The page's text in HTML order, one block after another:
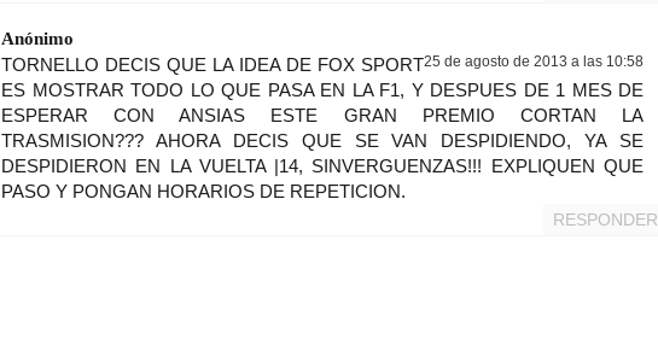
Anónimo
25 de agosto de 2013 a las 10:58
TORNELLO DECIS QUE LA IDEA DE FOX SPORT
ES MOSTRAR TODO LO QUE PASA EN LA F1, Y DESPUES DE 1 MES DE
ESPERAR CON ANSIAS ESTE GRAN PREMIO CORTAN LA
TRASMISION??? AHORA DECIS QUE SE VAN DESPIDIENDO, YA SE
DESPIDIERON EN LA VUELTA |14, SINVERGUENZAS!!! EXPLIQUEN QUE
PASO Y PONGAN HORARIOS DE REPETICION.
RESPONDER